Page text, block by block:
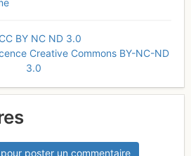
BY NC ND 3.0
Creative Commons BY-NC-ND
3.0
poster un commentaire